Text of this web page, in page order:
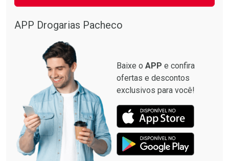
APP Drogarias Pacheco
Baixe o APP e confira
ofertas e descontos
exclusivos para você!